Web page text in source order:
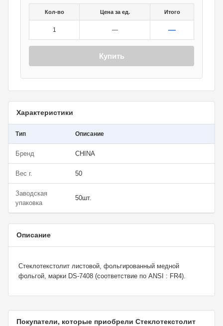
Кол-во Цена за ед. Итого
1 — —
Купить
Характеристики
Тип Описание
Бренд CHINA
Вес г. 50
Заводская
упаковка
50шт.
Описание
Стеклотекстолит листовой, фольгированный медной
фольгой, марки DS-7408 (соответствие по ANSI : FR4).
Покупатели, которые приобрели Стеклотекстолит